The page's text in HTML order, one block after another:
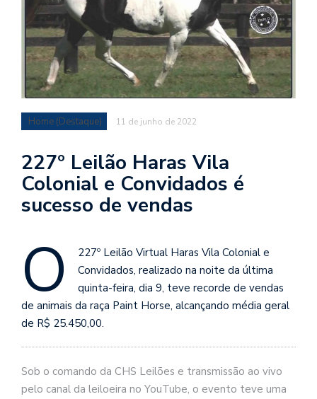
Home (Destaque) 11 de junho de 2022
227º Leilão Haras Vila
Colonial e Convidados é
sucesso de vendas
O
227º Leilão Virtual Haras Vila Colonial e
Convidados, realizado na noite da última
quinta-feira, dia 9, teve recorde de vendas
de animais da raça Paint Horse, alcançando média geral
de R$ 25.450,00.
Sob o comando da CHS Leilões e transmissão ao vivo
pelo canal da leiloeira no YouTube, o evento teve uma